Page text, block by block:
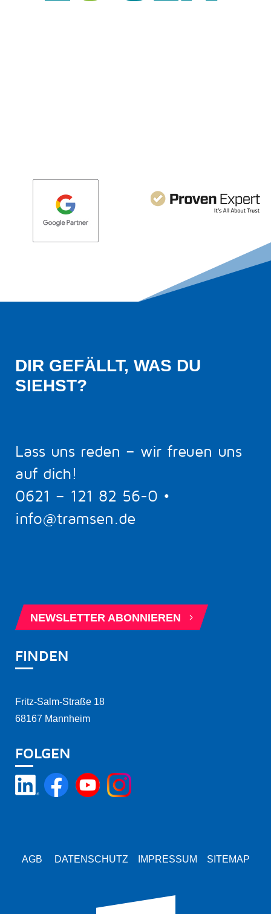
DIR GEFÄLLT, WAS DU
SIEHST?
Lass uns reden – wir freuen uns
auf dich!
0621 – 121 82 56-0 •
info@tramsen.de
NEWSLETTER ABONNIEREN 5
FINDEN
Fritz-Salm-Straße 18
68167 Mannheim
FOLGEN
AGB DATENSCHUTZ IMPRESSUM SITEMAP